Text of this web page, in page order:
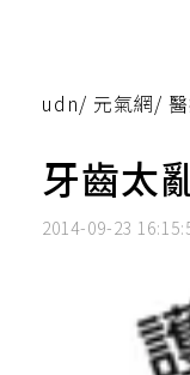
udn/ 元氣網/
牙齒太
2014-09-23